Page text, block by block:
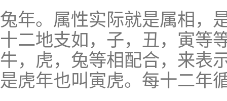
兔年。属性实际就是属相，
十二地支如，子，丑，寅等
牛，虎，兔等相配合，来表
是虎年也叫寅虎。每十二年